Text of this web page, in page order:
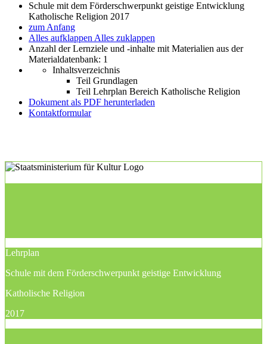
Schule mit dem Förderschwerpunkt geistige Entwicklung
Katholische Religion 2017
zum Anfang
Alles aufklappen Alles zuklappen
Anzahl der Lernziele und -inhalte mit Materialien aus der
Materialdatenbank: 1
Inhaltsverzeichnis
Teil Grundlagen
Teil Lehrplan Bereich Katholische Religion
Dokument als PDF herunterladen
Kontaktformular
Lehrplan
Schule mit dem Förderschwerpunkt geistige Entwicklung
Katholische Religion
2017